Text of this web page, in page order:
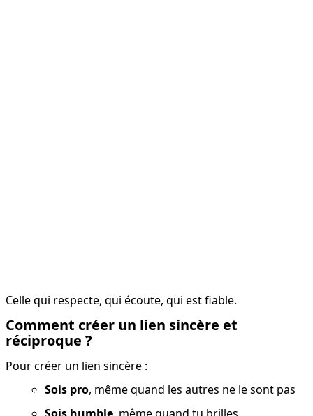
Celle qui respecte, qui écoute, qui est fiable.
Comment créer un lien sincère et
réciproque ?
Pour créer un lien sincère :
Sois pro, même quand les autres ne le sont pas